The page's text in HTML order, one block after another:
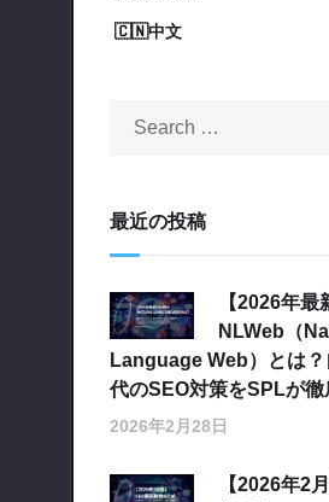
中文
最近の投稿
【2026年最
NLWeb（
Language Web）とは
代のSEO対策をSPLが徹
2026年2月28日
【2026年2